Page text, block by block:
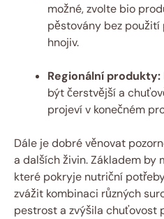
možné, zvolte bio
pěstovány bez
hnojiv.
Regionální produkty:
být čerstvější a
projeví v konečném
Dále je dobré věnovat
a dalších živin. Základem by
které pokryje nutriční
zvážit kombinaci různých
pestrost a zvýšila chuťovost